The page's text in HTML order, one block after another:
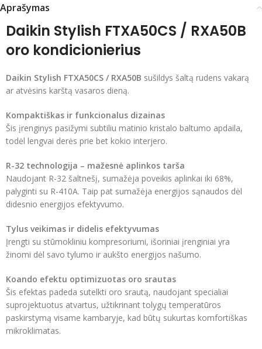
Aprašymas
Daikin Stylish FTXA50CS / RXA50B
oro kondicionierius
Daikin Stylish FTXA50CS / RXA50B sušildys šaltą rudens vakarą
ar atvėsins karštą vasaros dieną.
Kompaktiškas ir funkcionalus dizainas
Šis įrenginys pasižymi subtiliu matinio kristalo baltumo apdaila,
todėl lengvai derės prie bet kokio interjero.
R-32 technologija – mažesnė aplinkos tarša
Naudojant R-32 šaltnešį, sumažėja poveikis aplinkai iki 68%,
palyginti su R-410A. Taip pat sumažėja energijos sąnaudos dėl
didesnio energijos efektyvumo.
Tylus veikimas ir didelis efektyvumas
Įrengti su stūmokliniu kompresoriumi, išoriniai įrenginiai yra
žinomi dėl savo tylumo ir aukšto energijos našumo.
Koando efektu optimizuotas oro srautas
Šis efektas padeda sutelkti oro srautą, naudojant specialiai
suprojektuotus atvartus, užtikrinant tolygų temperatūros
paskirstymą visame kambaryje, kad būtų sukurtas komfortiškas
mikroklimatas.